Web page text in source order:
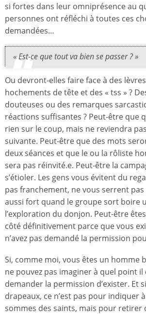
si fortes dans leur omniprésence au
personnes ont réfléchi à toutes ces
demandées…
« Est-ce que tout va bien se passer ? »
Ou devront-elles faire face à des
hochements de tête et des « tss » ?
douteuses ou des remarques
réactions suffisantes ? Peut-être que
rien sur le coup, mais ne reviendra
suivante. Peut-être que des mots
deux séances et que le ou la rôliste
sera pas réinvité.e. Peut-être la
s’étioler. Les gens vous évitent du
pas franchement, ne vous serrent
aussi fort quand le groupe sort boire
l’exploration du donjon. Peut-être
côté définitivement parce que vous
n’avez pas demandé la permission
Si, comme moi, vous êtes un homme
ne pouvez pas imaginer à quel point
demander la permission d’exister. Et
drapeaux, ce n’est pas pour indiquer
sommes des saints, mais pour retirer